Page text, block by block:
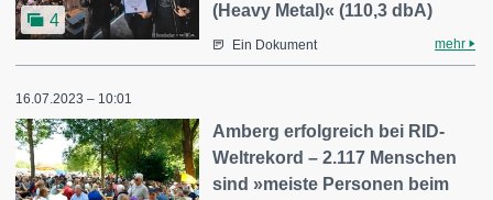
4
(Heavy Metal)« (110,3 dbA)
Ein Dokument mehr
16.07.2023 – 10:01
Amberg erfolgreich bei RID-
Weltrekord – 2.117 Menschen
sind »meiste Personen beim